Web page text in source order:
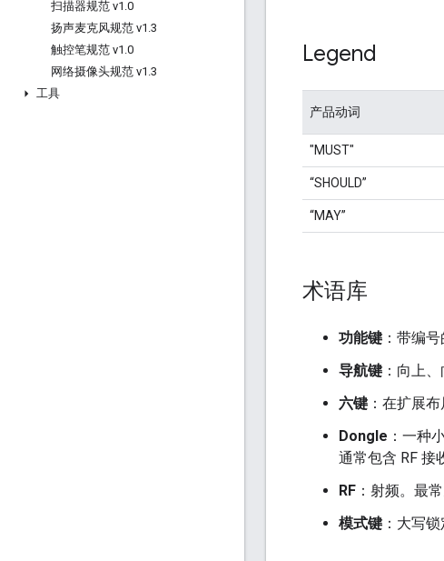
扫描器规范 v1 .0
扬声麦克风规范 v1 .3
触控笔规范 v1 .0
网络摄像头规范 v1 .3
工具
Legend
产品动词
"MUST"
“SHOULD”
“MAY”
术语库
功能键 ：带编
导航键 ：向上
六键 ：在扩展
Dongle ：一种
通常包含 RF 接
RF ：射频。最
模式键 ：大写